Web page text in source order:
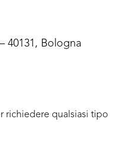
40131, Bologna
richiedere qualsiasi tipo